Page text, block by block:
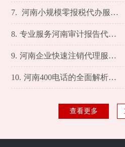
查看更多
7. 河南小规模零报税代办服务全面解析
8. 专业服务河南审计报告代办理 轻松应对审计难题
9. 河南企业快速注销代理服务平台
10. 河南400电话的全面解析与服务优势